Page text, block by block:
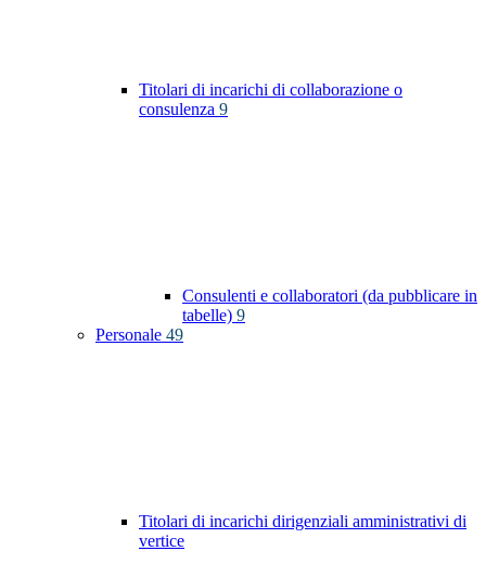
Titolari di incarichi di collaborazione o
consulenza 9
Consulenti e collaboratori (da pubblicare in
tabelle) 9
Personale 49
Titolari di incarichi dirigenziali amministrativi di
vertice